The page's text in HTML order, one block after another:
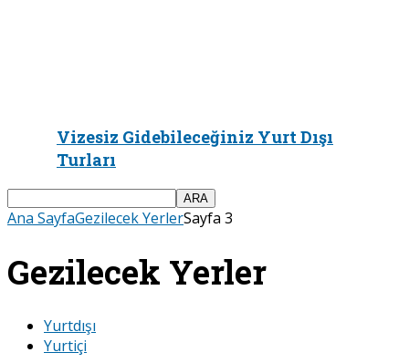
Vizesiz Gidebileceğiniz Yurt Dışı
Turları
Ana SayfaGezilecek YerlerSayfa 3
Gezilecek Yerler
Yurtdışı
Yurtiçi